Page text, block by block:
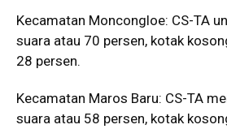
Kecamatan Moncongloe: CS-TA
suara atau 70 persen, kotak
28 persen.
Kecamatan Maros Baru: CS-TA
suara atau 58 persen, kotak